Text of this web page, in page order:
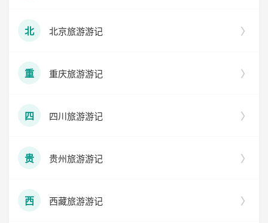
北 北京旅游游记
重 重庆旅游游记
四 四川旅游游记
贵 贵州旅游游记
西 西藏旅游游记